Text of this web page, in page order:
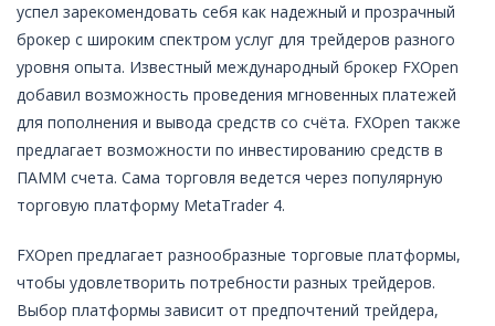
успел зарекомендовать себя как надежный и прозрачный
брокер с широким спектром услуг для трейдеров разного
уровня опыта. Известный международный брокер FXOpen
добавил возможность проведения мгновенных платежей
для пополнения и вывода средств со счёта. FXOpen также
предлагает возможности по инвестированию средств в
ПАММ счета. Сама торговля ведется через популярную
торговую платформу MetaTrader 4.
FXOpen предлагает разнообразные торговые платформы,
чтобы удовлетворить потребности разных трейдеров.
Выбор платформы зависит от предпочтений трейдера,